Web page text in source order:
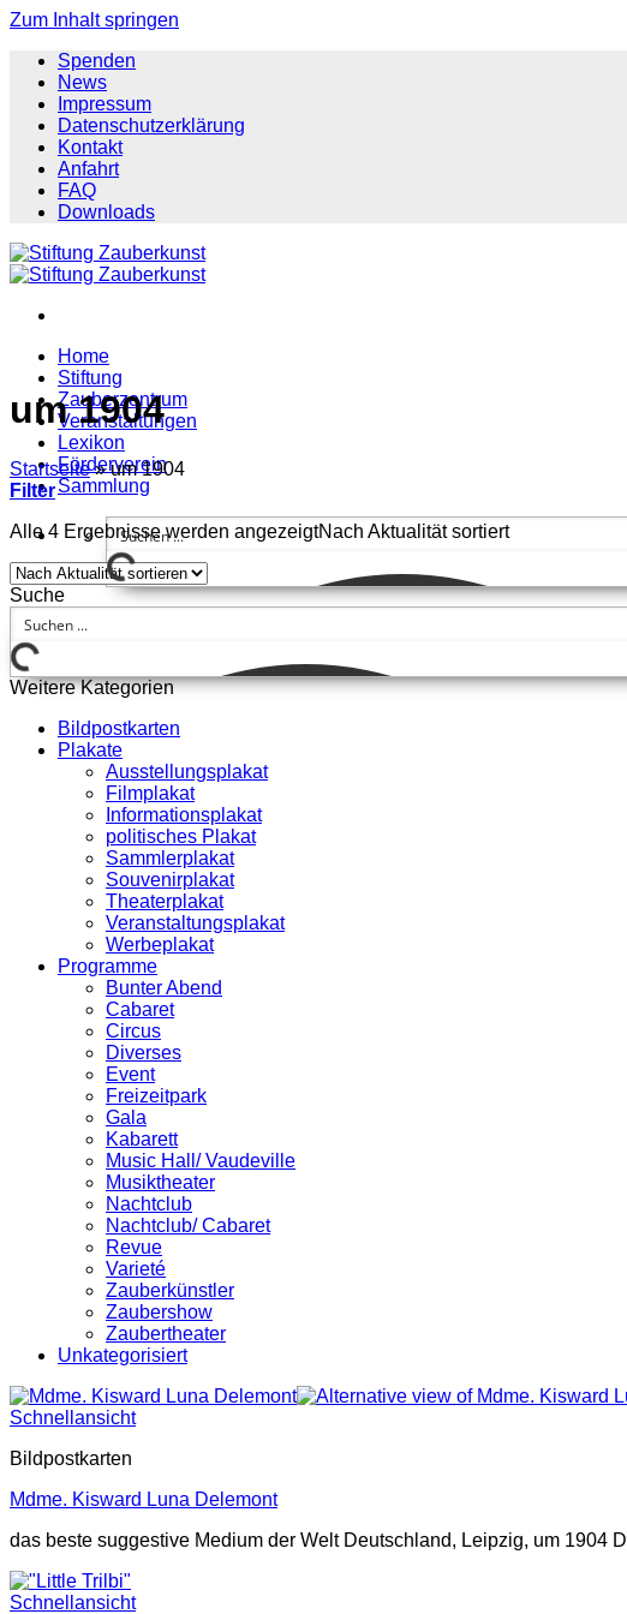
Zum Inhalt springen
Spenden
News
Impressum
Datenschutzerklärung
Kontakt
Anfahrt
FAQ
Downloads
Home
Stiftung
Zauberzentrum
Veranstaltungen
Lexikon
Förderverein
Sammlung
um 1904
Startseite » um 1904
Filter
Alle 4 Ergebnisse werden angezeigtNach Aktualität sortiert
Suche
Weitere Kategorien
Bildpostkarten
Plakate
Ausstellungsplakat
Filmplakat
Informationsplakat
politisches Plakat
Sammlerplakat
Souvenirplakat
Theaterplakat
Veranstaltungsplakat
Werbeplakat
Programme
Bunter Abend
Cabaret
Circus
Diverses
Event
Freizeitpark
Gala
Kabarett
Music Hall/ Vaudeville
Musiktheater
Nachtclub
Nachtclub/ Cabaret
Revue
Varieté
Zauberkünstler
Zaubershow
Zaubertheater
Unkategorisiert
Schnellansicht
Bildpostkarten
Mdme. Kisward Luna Delemont
das beste suggestive Medium der Welt Deutschland, Leipzig, um 1904
Schnellansicht